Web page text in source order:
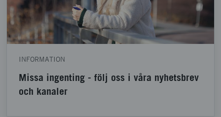
INFORMATION
Missa ingenting - följ oss i våra nyhetsbrev
och kanaler